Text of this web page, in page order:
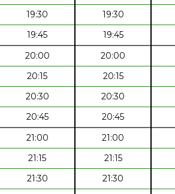
19:30
19:30
19:45
19:45
20:00
20:00
20:15
20:15
20:30
20:30
20:45
20:45
21:00
21:00
21:15
21:15
21:30
21:30